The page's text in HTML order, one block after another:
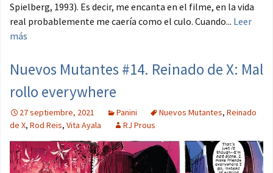
Spielberg, 1993). Es decir, me encanta en el filme, en la vida
real probablemente me caería como el culo. Cuando... Leer
más
Nuevos Mutantes #14. Reinado de X: Mal
rollo everywhere
27 septiembre, 2021 Panini Nuevos Mutantes, Reinado
de X, Rod Reis, Vita Ayala RJ Prous